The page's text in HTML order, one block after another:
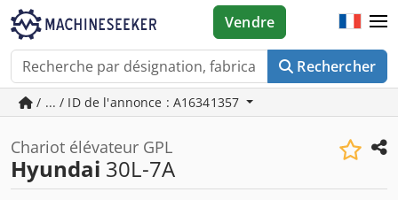
Rechercher
Vendre
/ ... / ID de l'annonce : A16341357
Chariot élévateur GPL
Hyundai 30L-7A